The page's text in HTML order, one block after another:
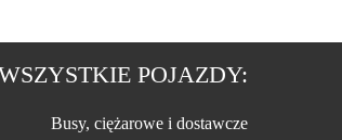
POJAZDY:
Busy, ciężarowe i dostawcze